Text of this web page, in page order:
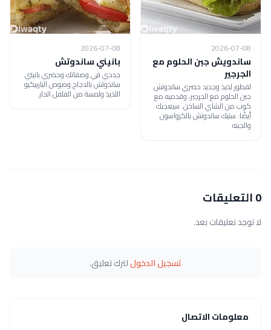
2026-07-08
ساندويش جبن الحلوم مع
الجرجير
لفطور لذيذ وجديد حضري ساندوتش
جبن الحلوم مع الجرجير، وقدميه مع
كوب من الشاي الساخن. سيعجبك
أيضًا: ستيك ساندوتش بالكرواسون
والجبنه
2026-07-08
بانيني ساندوتش
جددي في وصفاتك وحضري بانيني
ساندوتش بالدجاج وصوص الباربيكيو
اللذيذ ولمسة من الفلفل الحار.
0 التعليقات
لا توجد تعليقات بعد.
تسجيل الدخوللترك تعليق.
معلومات الاتصال